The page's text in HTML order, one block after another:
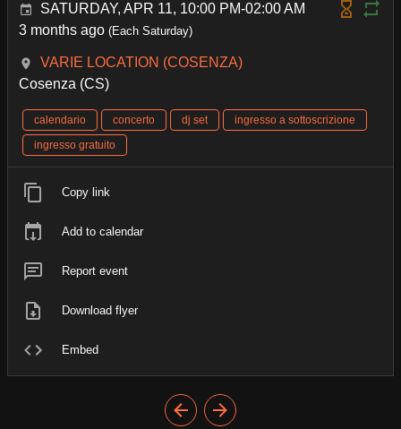
SATURDAY, APR 11, 10:00 PM-02:00 AM
3 months ago (Each Saturday)
VARIE LOCATION (COSENZA)
Cosenza (CS)
calendario concerto dj set
ingresso a sottoscrizione
ingresso gratuito
Copy link
Add to calendar
Report event
Download flyer
Embed